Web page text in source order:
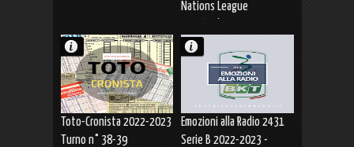
Nations League
2-1 (15.06.2023)
Toto-Cronista 2022-2023
Turno n° 38-39
Emozioni alla Radio 2431
Serie B 2022-2023 -